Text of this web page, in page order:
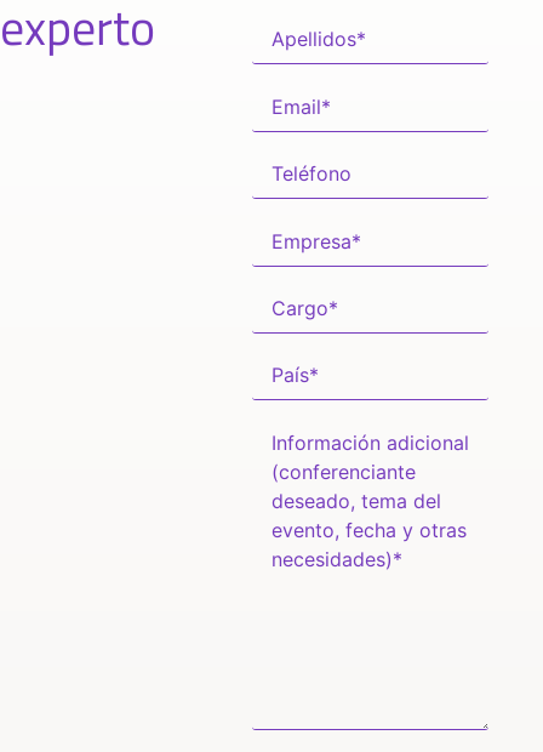
experto